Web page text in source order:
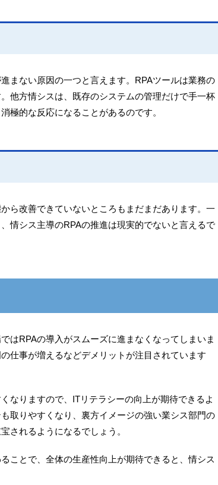
まない原因の一つと言えます。RPAツールは業務の
他方情シスは、既存のシステムの管理だけで手一杯
極的な反応になることがあるのです。
ら改善できていないところもまだまだあります。一
情シス主導のRPAの推進は現実的でないと言えるで
はRPAの導入がスムーズに進まなくなってしまいま
仕事が増えるなどデメリットが注目されています
なりますので、ITリテラシーの向上が期待できるよ
取りやすくなり、裏方イメージの強い業シス部門の
されるようになるでしょう。
ことで、全体の生産性向上が期待できると、情シス